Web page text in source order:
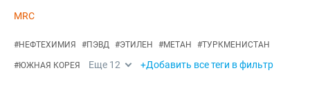
MRC
#НЕФТЕХИМИЯ #ПЭВД #ЭТИЛЕН #МЕТАН #ТУРКМЕНИСТАН
#ЮЖНАЯ КОРЕЯ Еще 12 +Добавить все теги в фильтр